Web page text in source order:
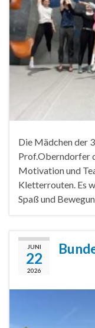
Die Mädchen der
Prof.Oberndorfer
Motivation und
Kletterrouten. Es
Spaß und
JUNI
22
2026